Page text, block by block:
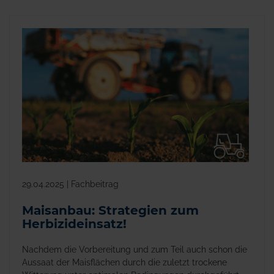
29.04.2025 | Fachbeitrag
Maisanbau: Strategien zum
Herbizideinsatz!
Nachdem die Vorbereitung und zum Teil auch schon die
Aussaat der Maisflächen durch die zuletzt trockene